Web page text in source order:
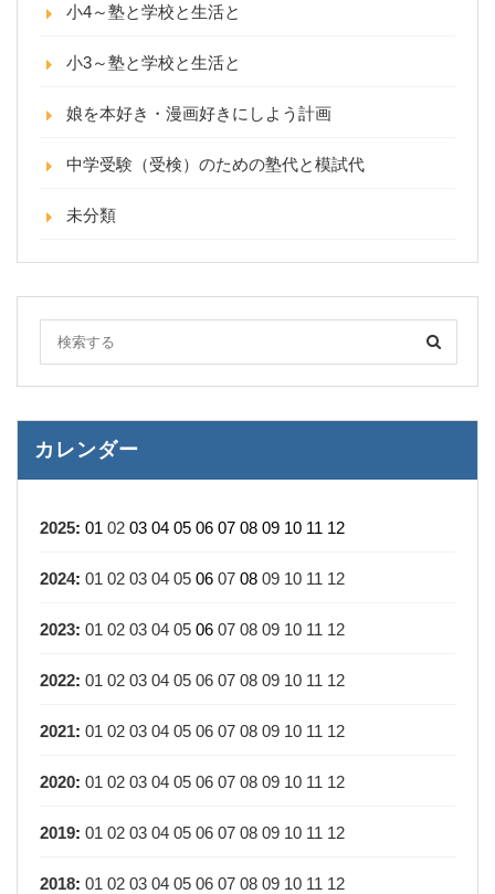
小4～塾と学校と生活と
小3～塾と学校と生活と
娘を本好き・漫画好きにしよう計画
中学受験（受検）のための塾代と模試代
未分類
カレンダー
2025: 01 02 03 04 05 06 07 08 09 10 11 12
2024: 01 02 03 04 05 06 07 08 09 10 11 12
2023: 01 02 03 04 05 06 07 08 09 10 11 12
2022: 01 02 03 04 05 06 07 08 09 10 11 12
2021: 01 02 03 04 05 06 07 08 09 10 11 12
2020: 01 02 03 04 05 06 07 08 09 10 11 12
2019: 01 02 03 04 05 06 07 08 09 10 11 12
2018: 01 02 03 04 05 06 07 08 09 10 11 12